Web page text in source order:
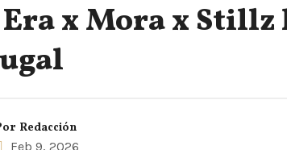
x Mora x Stillz
Redacción
Feb 9, 2026